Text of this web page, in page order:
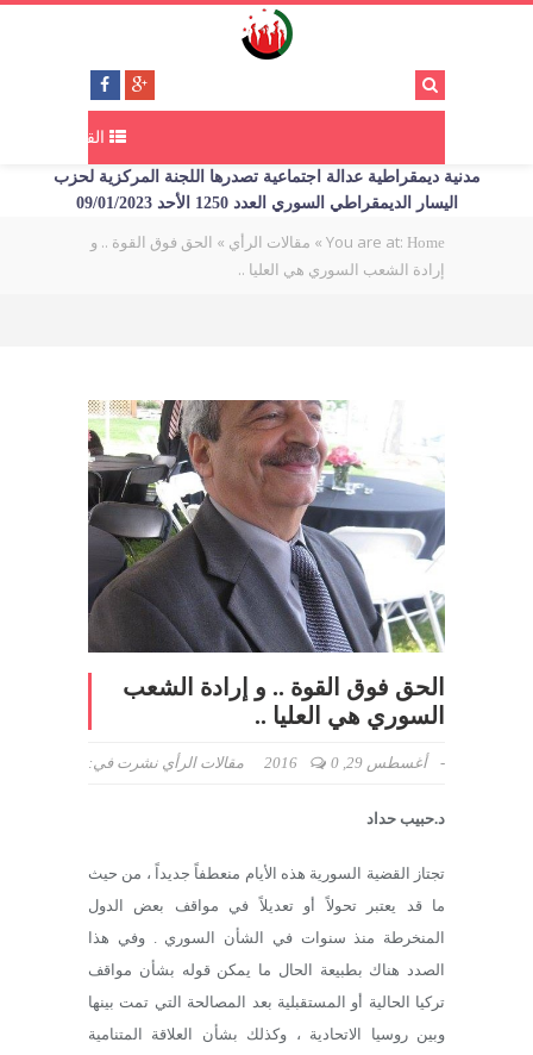
القائمة
مدنية ديمقراطية عدالة اجتماعية تصدرها اللجنة المركزية لحزب
اليسار الديمقراطي السوري العدد 1250 الأحد 09/01/2023
You are at: Home
» مقالات الرأي » الحق فوق القوة .. و
إرادة الشعب السوري هي العليا ..
الحق فوق القوة .. و إرادة الشعب
السوري هي العليا ..
نشرت في: مقالات الرأي - أغسطس 29, 2016 0
د.حبيب حداد
تجتاز القضية السورية هذه الأيام منعطفاً جديداً ، من حيث
ما قد يعتبر تحولاً أو تعديلاً في مواقف بعض الدول
المنخرطة منذ سنوات في الشأن السوري . وفي هذا
الصدد هناك بطبيعة الحال ما يمكن قوله بشأن مواقف
تركيا الحالية أو المستقبلية بعد المصالحة التي تمت بينها
وبين روسيا الاتحادية ، وكذلك بشأن العلاقة المتنامية